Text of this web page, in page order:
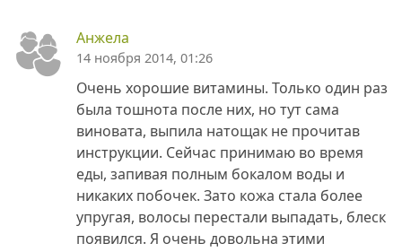
Анжела
14 ноября 2014, 01:26
Очень хорошие витамины. Только один раз
была тошнота после них, но тут сама
виновата, выпила натощак не прочитав
инструкции. Сейчас принимаю во время
еды, запивая полным бокалом воды и
никаких побочек. Зато кожа стала более
упругая, волосы перестали выпадать, блеск
появился. Я очень довольна этими